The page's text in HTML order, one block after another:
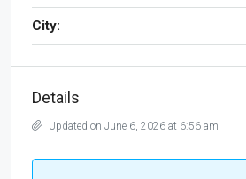
City:
Details
Updated on June 6, 2026 at 6:56 am